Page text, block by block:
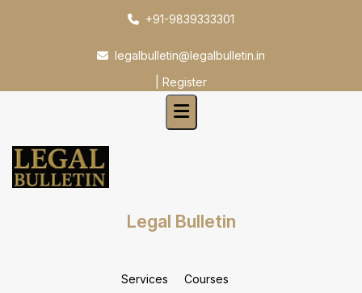
+91-9839333301
legalbulletin@legalbulletin.in
Register
Legal Bulletin
Services Courses